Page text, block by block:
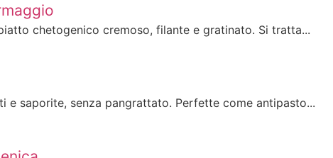
chetogenico cremoso, filante e gratinato. Si tratta...
saporite, senza pangrattato. Perfette come antipasto...